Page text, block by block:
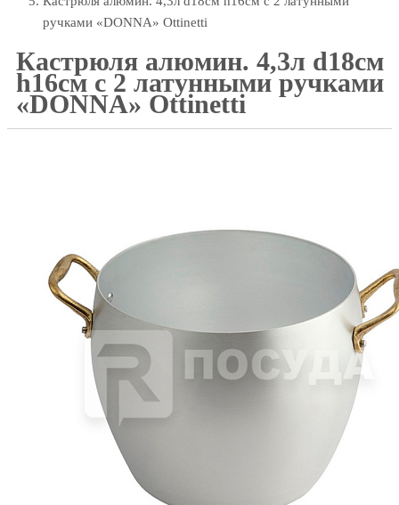
ручками «DONNA» Ottinetti
Кастрюля алюмин. 4,3л d18см
h16см с 2 латунными ручками
«DONNA» Ottinetti